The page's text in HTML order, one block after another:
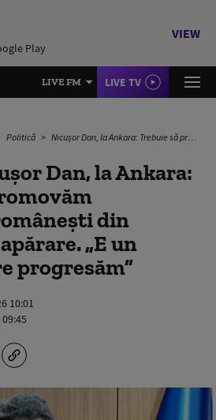
Play
VIEW
LIVE FM LIVE TV
Politică Nicușor Dan, la Ankara: Trebuie să promovăm companiile românești din industria de apărare. „E un proces în care progresăm”
Dan, la Ankara:
din
„E un
progresăm”
10:01